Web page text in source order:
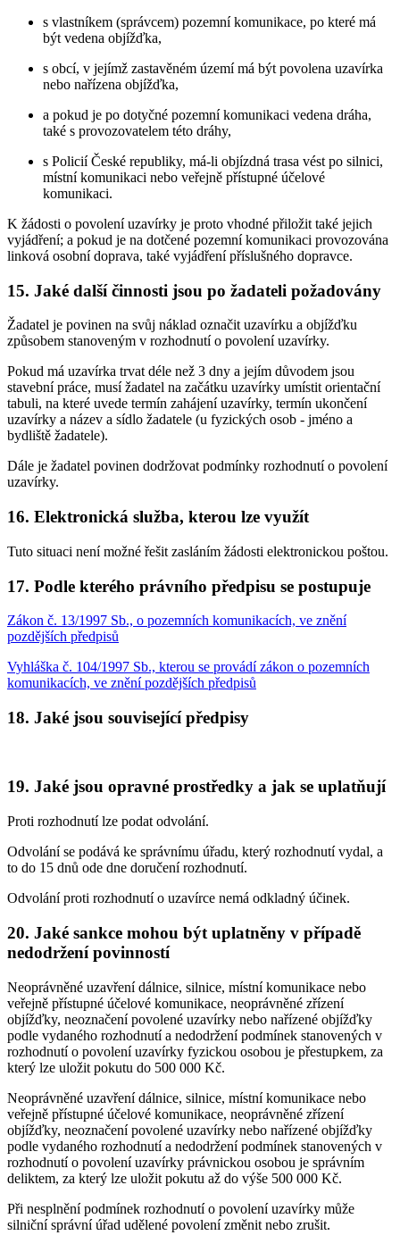
s vlastníkem (správcem) pozemní komunikace, po které má
být vedena objížďka,
s obcí, v jejímž zastavěném území má být povolena uzavírka
nebo nařízena objížďka,
a pokud je po dotyčné pozemní komunikaci vedena dráha,
také s provozovatelem této dráhy,
s Policií České republiky, má-li objízdná trasa vést po silnici,
místní komunikaci nebo veřejně přístupné účelové
komunikaci.
K žádosti o povolení uzavírky je proto vhodné přiložit také jejich
vyjádření; a pokud je na dotčené pozemní komunikaci provozována
linková osobní doprava, také vyjádření příslušného dopravce.
15. Jaké další činnosti jsou po žadateli požadovány
Žadatel je povinen na svůj náklad označit uzavírku a objížďku
způsobem stanoveným v rozhodnutí o povolení uzavírky.
Pokud má uzavírka trvat déle než 3 dny a jejím důvodem jsou
stavební práce, musí žadatel na začátku uzavírky umístit orientační
tabuli, na které uvede termín zahájení uzavírky, termín ukončení
uzavírky a název a sídlo žadatele (u fyzických osob - jméno a
bydliště žadatele).
Dále je žadatel povinen dodržovat podmínky rozhodnutí o povolení
uzavírky.
16. Elektronická služba, kterou lze využít
Tuto situaci není možné řešit zasláním žádosti elektronickou poštou.
17. Podle kterého právního předpisu se postupuje
Zákon č. 13/1997 Sb., o pozemních komunikacích, ve znění
pozdějších předpisů
Vyhláška č. 104/1997 Sb., kterou se provádí zákon o pozemních
komunikacích, ve znění pozdějších předpisů
18. Jaké jsou související předpisy
19. Jaké jsou opravné prostředky a jak se uplatňují
Proti rozhodnutí lze podat odvolání.
Odvolání se podává ke správnímu úřadu, který rozhodnutí vydal, a
to do 15 dnů ode dne doručení rozhodnutí.
Odvolání proti rozhodnutí o uzavírce nemá odkladný účinek.
20. Jaké sankce mohou být uplatněny v případě
nedodržení povinností
Neoprávněné uzavření dálnice, silnice, místní komunikace nebo
veřejně přístupné účelové komunikace, neoprávněné zřízení
objížďky, neoznačení povolené uzavírky nebo nařízené objížďky
podle vydaného rozhodnutí a nedodržení podmínek stanovených v
rozhodnutí o povolení uzavírky fyzickou osobou je přestupkem, za
který lze uložit pokutu do 500 000 Kč.
Neoprávněné uzavření dálnice, silnice, místní komunikace nebo
veřejně přístupné účelové komunikace, neoprávněné zřízení
objížďky, neoznačení povolené uzavírky nebo nařízené objížďky
podle vydaného rozhodnutí a nedodržení podmínek stanovených v
rozhodnutí o povolení uzavírky právnickou osobou je správním
deliktem, za který lze uložit pokutu až do výše 500 000 Kč.
Při nesplnění podmínek rozhodnutí o povolení uzavírky může
silniční správní úřad udělené povolení změnit nebo zrušit.